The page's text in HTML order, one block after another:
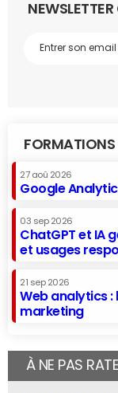
FORMATIONS
27 aoû 2026
Google
03 sep 2026
ChatGPT et IA
et usages
21 sep 2026
Web analytics
marketing
À NE PAS